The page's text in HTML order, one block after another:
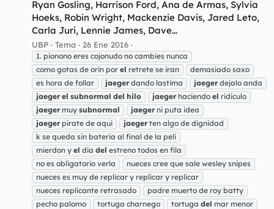
Ryan Gosling, Harrison Ford, Ana de Armas, Sylvia
Hoeks, Robin Wright, Mackenzie Davis, Jared Leto,
Carla Juri, Lennie James, Dave...
UBP Tema 26 Ene 2016
1. pionono eres cojonudo no cambies nunca
como gotas de orin por el retrete se iran
demasiado saxo
es hora de follar
jaeger dando lastima jaeger dejalo anda
jaeger el subnormal del hilo jaeger haciendo el ridiculo
jaeger muy subnormal jaeger ni puta idea
jaeger pirate de aqui jaeger ten algo de dignidad
k se queda sin bateria al final de la peli
mierdon y el dia del estreno todos en fila
no es obligatorio verla
nueces cree que sale wesley snipes
nueces es muy de replicar y replicar y replicar
nueces replicante retrasado
padre muerto de roy batty
pecho palomo
tortuga charnego tortuga del mar menor